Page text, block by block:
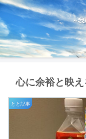
～我
心に余裕と映え
とと記事